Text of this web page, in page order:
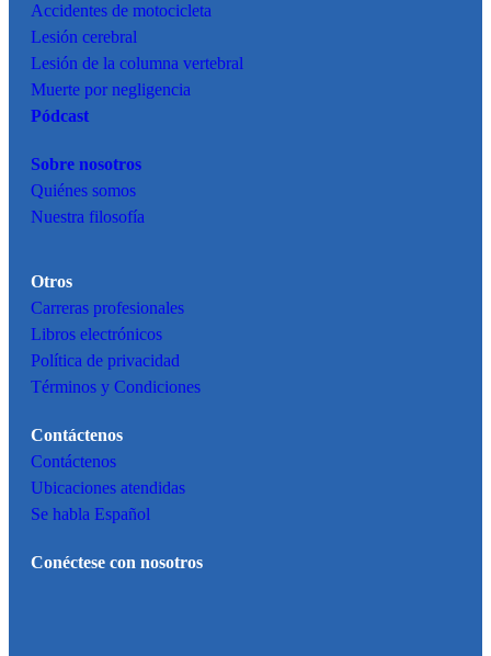
Accidentes de motocicleta
Lesión cerebral
Lesión de la columna vertebral
Muerte por negligencia
Pódcast
Sobre nosotros
Quiénes somos
Nuestra filosofía
Otros
Carreras profesionales
Libros electrónicos
Política de privacidad
Términos y Condiciones
Contáctenos
Contáctenos
Ubicaciones atendidas
Se habla Español
Conéctese con nosotros